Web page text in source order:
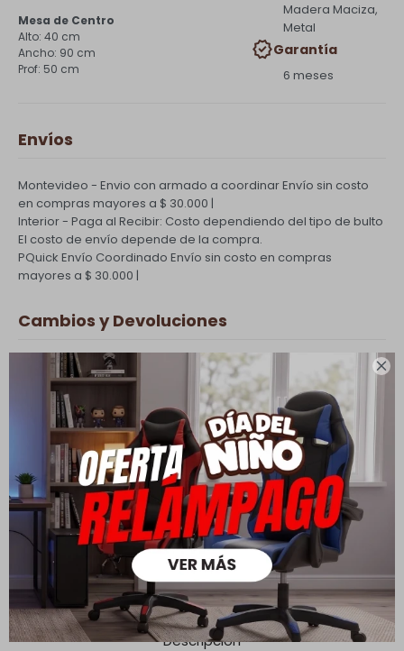

Mesa de Centro
40 cm
90 cm
50 cm
Madera Maciza,
Metal
Garantía
6 meses
Envíos
Montevideo - Envio con armado a coordinarEnvío sin costo
en compras mayores a $ 30.000 |
Interior - Paga al Recibir: Costo dependiendo del tipo de bulto
El costo de envío depende de la compra.
PQuick Envío Coordinado Envío sin costo en compras
mayores a $ 30.000 |
Cambios y Devoluciones
Todas las compras realizadas tienen un plazo de 5 días para
su cambio.
Ver mas
Medios de pago
Descripción